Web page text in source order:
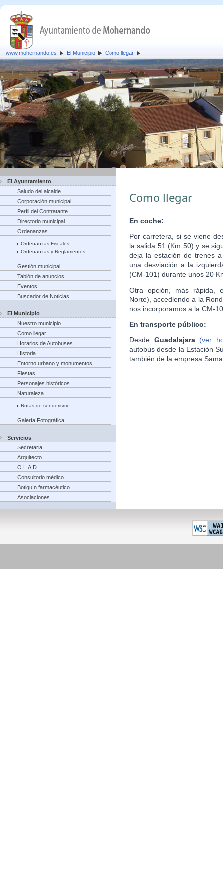
www.mohernando.es El Municipio Como llegar
El Ayuntamiento
Saludo del alcalde
Corporación municipal
Perfil del Contratante
Directorio municipal
Ordenanzas
Ordenanzas Fiscales
Ordenanzas y Reglamentos
Gestión municipal
Tablón de anuncios
Eventos
Buscador de Noticias
El Municipio
Nuestro municipio
Como llegar
Horarios de Autobuses
Historia
Entorno urbano y monumentos
Fiestas
Personajes históricos
Naturaleza
Rutas de senderismo
Galería Fotográfica
Servicios
Secretaria
Arquitecto
O.L.A.D.
Consultorio médico
Botiquín farmacéutico
Asociaciones
Como llegar
En coche:
Por carretera, si se viene
la salida 51 (Km 50) y se
deja la estación de trenes
una desviación a la
(CM-101) durante unos 20
Otra opción, más rápida,
Norte), accediendo a la
nos incorporamos a la CM-
En transporte público:
Desde Guadalajara (ver
autobús desde la Estación
también de la empresa